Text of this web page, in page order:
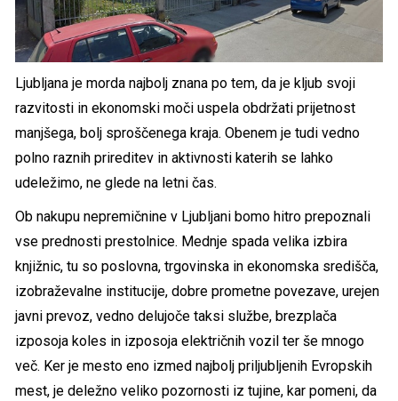
Ljubljana je morda najbolj znana po tem, da je kljub svoji
razvitosti in ekonomski moči uspela obdržati prijetnost
manjšega, bolj sproščenega kraja. Obenem je tudi vedno
polno raznih prireditev in aktivnosti katerih se lahko
udeležimo, ne glede na letni čas.
Ob nakupu nepremičnine v Ljubljani bomo hitro prepoznali
vse prednosti prestolnice. Mednje spada velika izbira
knjižnic, tu so poslovna, trgovinska in ekonomska središča,
izobraževalne institucije, dobre prometne povezave, urejen
javni prevoz, vedno delujoče taksi službe, brezplača
izposoja koles in izposoja električnih vozil ter še mnogo
več. Ker je mesto eno izmed najbolj priljubljenih Evropskih
mest, je deležno veliko pozornosti iz tujine, kar pomeni, da